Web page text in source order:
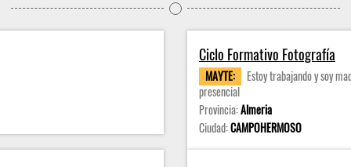
Ciclo Formativo Fotografía
MAYTE:
Estoy trabajando y soy
presencial
Provincia:Almeria
Ciudad:CAMPOHERMOSO